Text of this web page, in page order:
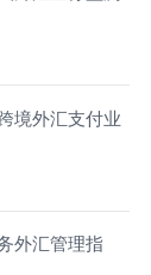
境外汇支付业
外汇管理指